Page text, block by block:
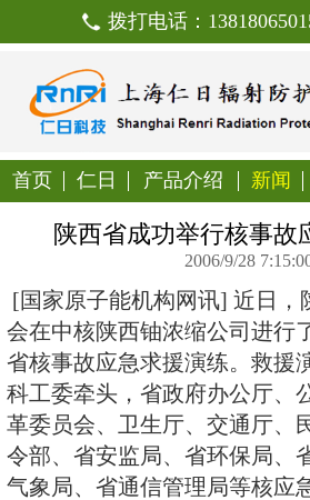
拨打电话：
产品介
陕西省成功举
[国家原子能机构网
会在中核陕西铀浓缩